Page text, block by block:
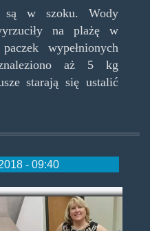
są w szoku. Wody
na plażę w
wypełnionych
aż 5 kg
starają się ustalić
- 09:40